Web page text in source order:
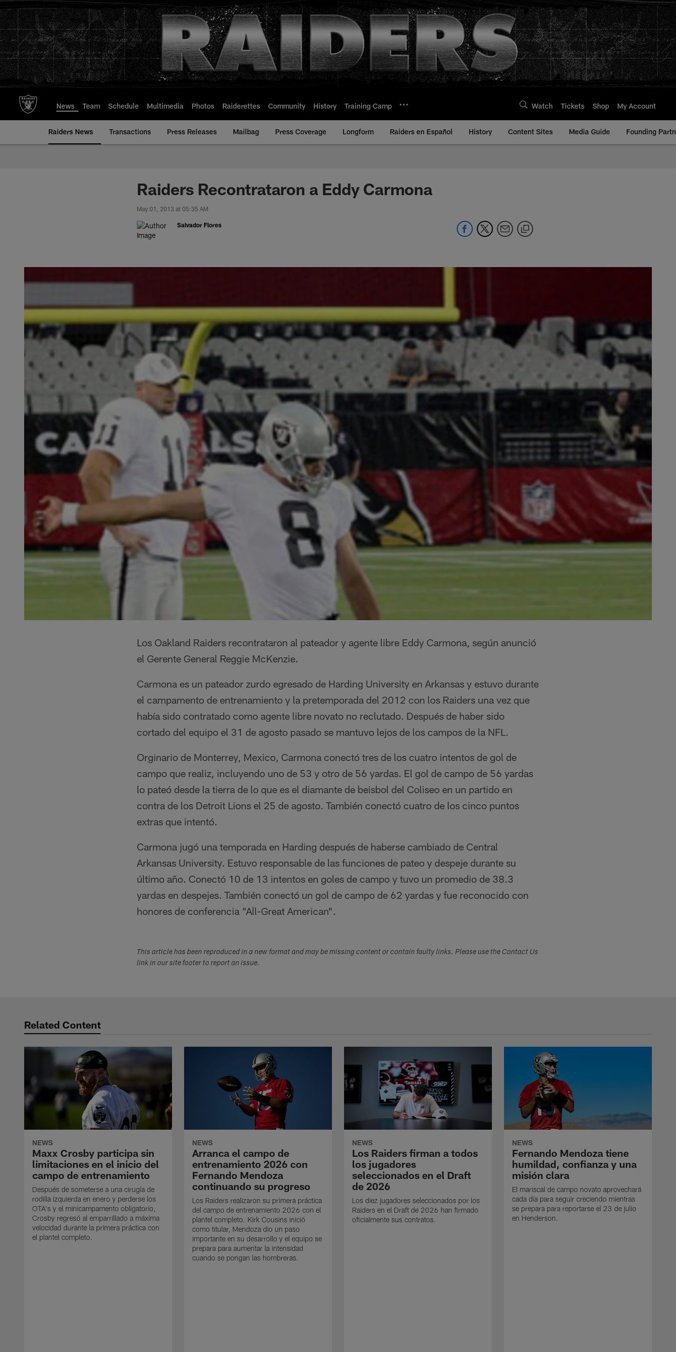
to
main
content
News Team Schedule Multimedia Photos Raiderettes Community History Training Camp Watch Tickets Shop My Account
Raiders News Transactions Press Releases Mailbag Press Coverage Longform Raiders en Español History Content Sites Media Guide Founding
Raiders Recontrataron a Eddy Carmona
May 01, 2013 at 05:35 AM
Salvador Flores
Los Oakland Raiders recontrataron al pateador y agente libre Eddy Carmona, según anunció
el Gerente General Reggie McKenzie.
Carmona es un pateador zurdo egresado de Harding University en Arkansas y estuvo durante
el campamento de entrenamiento y la pretemporada del 2012 con los Raiders una vez que
había sido contratado como agente libre novato no reclutado. Después de haber sido
cortado del equipo el 31 de agosto pasado se mantuvo lejos de los campos de la NFL.
Orginario de Monterrey, Mexico, Carmona conectó tres de los cuatro intentos de gol de
campo que realiz, incluyendo uno de 53 y otro de 56 yardas. El gol de campo de 56 yardas
lo pateó desde la tierra de lo que es el diamante de beisbol del Coliseo en un partido en
contra de los Detroit Lions el 25 de agosto. También conectó cuatro de los cinco puntos
extras que intentó.
Carmona jugó una temporada en Harding después de haberse cambiado de Central
Arkansas University. Estuvo responsable de las funciones de pateo y despeje durante su
último año. Conectó 10 de 13 intentos en goles de campo y tuvo un promedio de 38.3
yardas en despejes. También conectó un gol de campo de 62 yardas y fue reconocido con
honores de conferencia "All-Great American".
This article has been reproduced in a new format and may be missing content or contain faulty links. Please use the Contact Us
link in our site footer to report an issue.
Related Content
NEWS
Maxx Crosby participa sin
limitaciones en el inicio del
campo de entrenamiento
Después de someterse a una cirugía de
rodilla izquierda en enero y perderse los
OTA's y el minicampamento obligatorio,
Crosby regresó al emparrillado a máxima
velocidad durante la primera práctica con
el plantel completo.
NEWS
Arranca el campo de
entrenamiento 2026 con
Fernando Mendoza
continuando su progreso
Los Raiders realizaron su primera práctica
del campo de entrenamiento 2026 con el
plantel completo. Kirk Cousins inició
como titular, Mendoza dio un paso
importante en su desarrollo y el equipo se
prepara para aumentar la intensidad
cuando se pongan las hombreras.
NEWS
Los Raiders firman a todos
los jugadores
seleccionados en el Draft
de 2026
Los diez jugadores seleccionados por los
Raiders en el Draft de 2026 han firmado
oficialmente sus contratos.
NEWS
Fernando Mendoza tiene
humildad, confianza y una
misión clara
El mariscal de campo novato aprovechará
cada día para seguir creciendo mientras
se prepara para reportarse el 23 de julio
en Henderson.